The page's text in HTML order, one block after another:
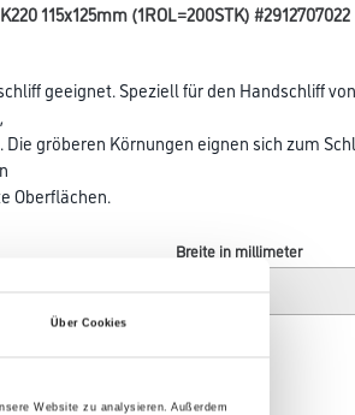
Über Cookies
Website zu analysieren. Außerdem
115x125mm (1ROL=200STK) #2912707022
geeignet. Speziell für den Handschliff
gröberen Körnungen eignen sich zum
Oberflächen.
Breite in millimeter